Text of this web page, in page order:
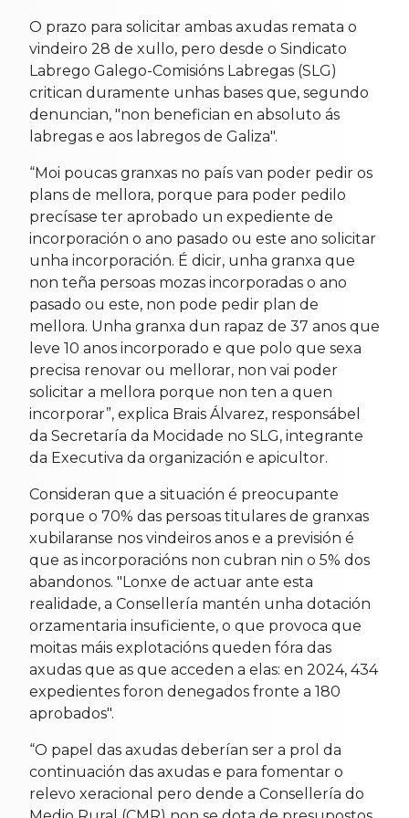
O prazo para solicitar ambas axudas remata o
vindeiro 28 de xullo, pero desde o Sindicato
Labrego Galego-Comisións Labregas (SLG)
critican duramente unhas bases que, segundo
denuncian, "non benefician en absoluto ás
labregas e aos labregos de Galiza".
“Moi poucas granxas no país van poder pedir os
plans de mellora, porque para poder pedilo
precísase ter aprobado un expediente de
incorporación o ano pasado ou este ano solicitar
unha incorporación. É dicir, unha granxa que
non teña persoas mozas incorporadas o ano
pasado ou este, non pode pedir plan de
mellora. Unha granxa dun rapaz de 37 anos que
leve 10 anos incorporado e que polo que sexa
precisa renovar ou mellorar, non vai poder
solicitar a mellora porque non ten a quen
incorporar”, explica Brais Álvarez, responsábel
da Secretaría da Mocidade no SLG, integrante
da Executiva da organización e apicultor.
Consideran que a situación é preocupante
porque o 70% das persoas titulares de granxas
xubilaranse nos vindeiros anos e a previsión é
que as incorporacións non cubran nin o 5% dos
abandonos. "Lonxe de actuar ante esta
realidade, a Consellería mantén unha dotación
orzamentaria insuficiente, o que provoca que
moitas máis explotacións queden fóra das
axudas que as que acceden a elas: en 2024, 434
expedientes foron denegados fronte a 180
aprobados".
“O papel das axudas deberían ser a prol da
continuación das axudas e para fomentar o
relevo xeracional pero dende a Consellería do